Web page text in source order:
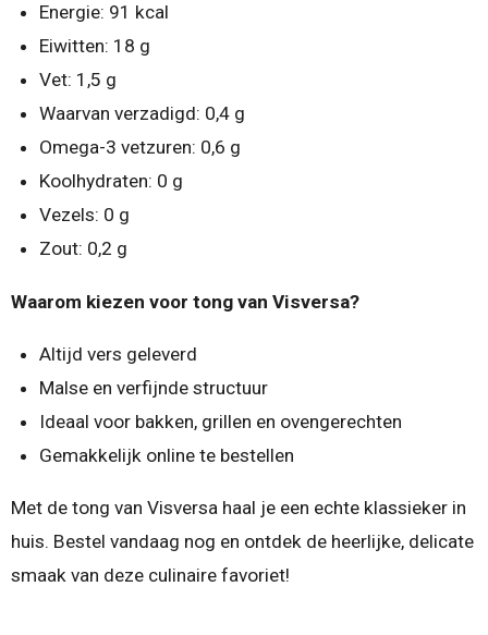
Energie: 91 kcal
Eiwitten: 18 g
Vet: 1,5 g
Waarvan verzadigd: 0,4 g
Omega-3 vetzuren: 0,6 g
Koolhydraten: 0 g
Vezels: 0 g
Zout: 0,2 g
Waarom kiezen voor tong van Visversa?
Altijd vers geleverd
Malse en verfijnde structuur
Ideaal voor bakken, grillen en ovengerechten
Gemakkelijk online te bestellen
Met de tong van Visversa haal je een echte klassieker in
huis. Bestel vandaag nog en ontdek de heerlijke, delicate
smaak van deze culinaire favoriet!